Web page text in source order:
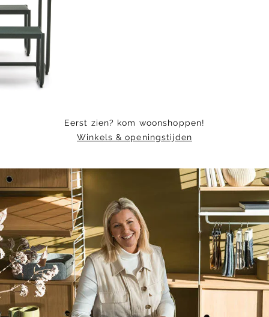
1
of
Eerst zien? kom woonshoppen!
Winkels & openingstijden